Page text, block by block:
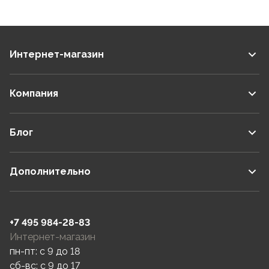
Интернет-магазин
Компания
Блог
Дополнительно
+7 495 984-28-83
Интернет-магазин
пн-пт: c 9 до 18
сб-вс: c 9 до 17